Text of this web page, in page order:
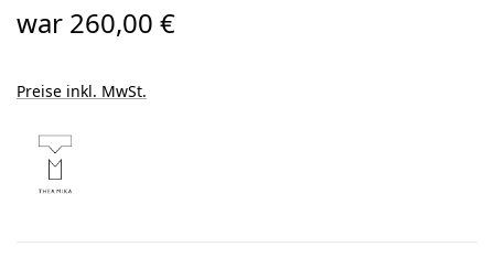
war 260,00 €
Preise inkl. MwSt.